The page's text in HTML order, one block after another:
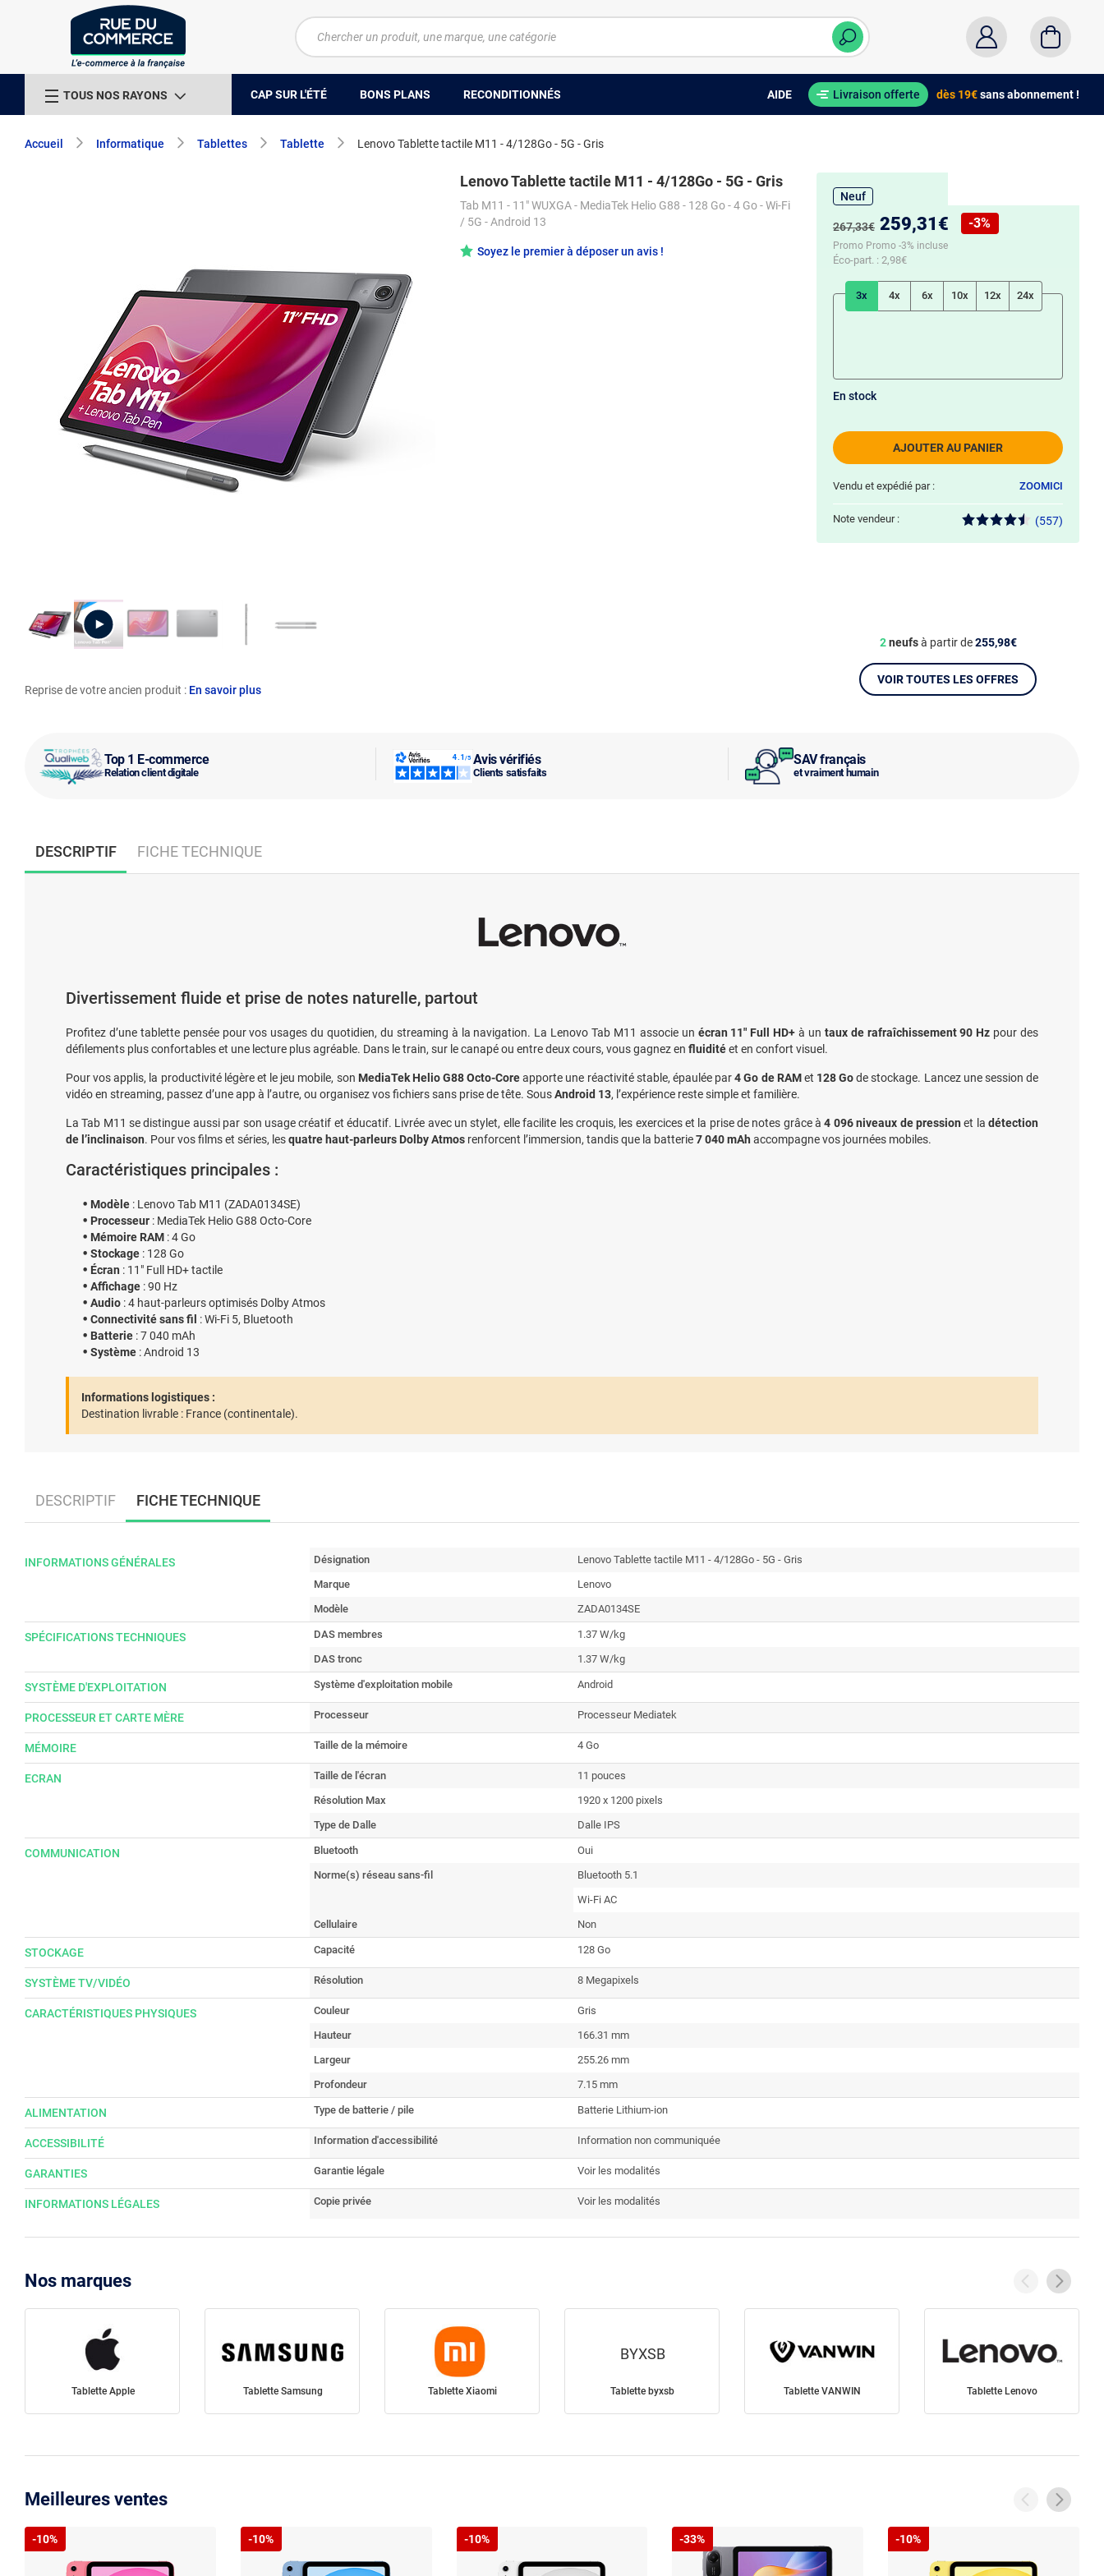
TOUS NOS RAYONS CAP SUR L'ÉTÉ BONS PLANS RECONDITIONNÉS AIDE Livraison offerte dès 19€sans abonnement !
Accueil Informatique Tablettes Tablette Lenovo Tablette tactile M11 - 4/128Go - 5G - Gris
Top 1 E-commerce
Relation client digitale
Avis vérifiés
Clients satisfaits
SAV français
et vraiment humain
Reprise de votre ancien produit : En savoir plus
Lenovo Tablette tactile M11 - 4/128Go - 5G - Gris
Tab M11 - 11" WUXGA - MediaTek Helio G88 - 128 Go - 4 Go - Wi-Fi
/ 5G - Android 13
Soyez le premier à déposer un avis !
Neuf
Ancien prix :
267,33€ Nouveau prix :
259,31€
Réduction de :
-3%
Promo Promo -3% incluse
Éco-part. : 2,98€
3x 4x 6x 10x 12x 24x
AJOUTER AU PANIER
En stock
Vendu et expédié par : ZOOMICI
Note vendeur : (557)
2neufsà partir de255,98€
VOIR TOUTES LES OFFRES
DESCRIPTIF FICHE TECHNIQUE
Divertissement fluide et prise de notes naturelle, partout
Profitez d’une tablette pensée pour vos usages du quotidien, du streaming à la navigation. La Lenovo Tab M11 associe un écran 11" Full HD+ à un taux de rafraîchissement 90 Hz pour des
défilements plus confortables et une lecture plus agréable. Dans le train, sur le canapé ou entre deux cours, vous gagnez en fluiditéet en confort visuel.
Pour vos applis, la productivité légère et le jeu mobile, son MediaTek Helio G88 Octo-Coreapporte une réactivité stable, épaulée par4 Go de RAMet 128 Gode stockage. Lancez une session de
vidéo en streaming, passez d’une app à l’autre, ou organisez vos fichiers sans prise de tête. SousAndroid 13, l’expérience reste simple et familière.
La Tab M11 se distingue aussi par son usage créatif et éducatif. Livrée avec un stylet, elle facilite les croquis, les exercices et la prise de notes grâce à4 096 niveaux de pression et ladétection
de l’inclinaison. Pour vos films et séries, lesquatre haut-parleurs Dolby Atmos renforcent l’immersion, tandis que la batterie7 040 mAh accompagne vos journées mobiles.
Caractéristiques principales :
Modèle : Lenovo Tab M11 (ZADA0134SE)
Processeur : MediaTek Helio G88 Octo-Core
Mémoire RAM : 4 Go
Stockage : 128 Go
Écran : 11" Full HD+ tactile
Affichage : 90 Hz
Audio : 4 haut-parleurs optimisés Dolby Atmos
Connectivité sans fil : Wi-Fi 5, Bluetooth
Batterie : 7 040 mAh
Système : Android 13
Informations logistiques :
Destination livrable : France (continentale).
DESCRIPTIF FICHE TECHNIQUE
INFORMATIONS GÉNÉRALES Désignation
Lenovo Tablette tactile M11 - 4/128Go - 5G - Gris
Marque
Lenovo
Modèle
ZADA0134SE
SPÉCIFICATIONS TECHNIQUES DAS membres
1.37 W/kg
DAS tronc
1.37 W/kg
SYSTÈME D'EXPLOITATION Système d'exploitation mobile Android
PROCESSEUR ET CARTE MÈRE Processeur Processeur Mediatek
MÉMOIRE Taille de la mémoire 4 Go
ECRAN Taille de l'écran
11 pouces
Résolution Max
1920 x 1200 pixels
Type de Dalle
Dalle IPS
COMMUNICATION Bluetooth
Oui
Norme(s) réseau sans-fil
Bluetooth 5.1
Wi-Fi AC
Cellulaire
Non
STOCKAGE Capacité 128 Go
SYSTÈME TV/VIDÉO Résolution 8 Megapixels
CARACTÉRISTIQUES PHYSIQUES Couleur
Gris
Hauteur
166.31 mm
Largeur
255.26 mm
Profondeur
7.15 mm
ALIMENTATION Type de batterie / pile Batterie Lithium-ion
ACCESSIBILITÉ Information d'accessibilité Information non communiquée
GARANTIES Garantie légale Voir les modalités
INFORMATIONS LÉGALES Copie privée Voir les modalités
Nos marques
Tablette Apple Tablette Samsung Tablette Xiaomi
BYXSB
Tablette byxsb Tablette VANWIN Tablette Lenovo
Meilleures ventes
-10% -10% -10% -33% -10%